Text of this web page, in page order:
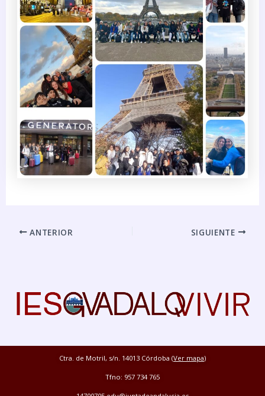
ANTERIOR SIGUIENTE
Ctra. de Motril, s/n. 14013 Córdoba (Ver mapa)
Tfno: 957 734 765